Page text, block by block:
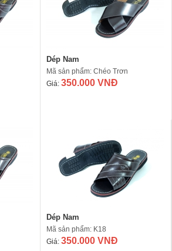
Dép Nam
Mã sản phẩm: Chéo Trơn
Giá: 350.000 VNĐ
Dép Nam
Mã sản phẩm: K18
Giá: 350.000 VNĐ